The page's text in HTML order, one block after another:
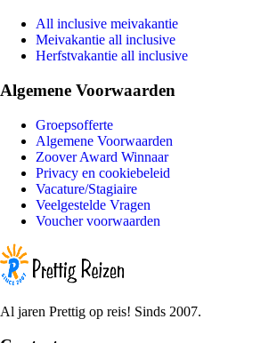
All inclusive meivakantie
Meivakantie all inclusive
Herfstvakantie all inclusive
Algemene Voorwaarden
Groepsofferte
Algemene Voorwaarden
Zoover Award Winnaar
Privacy en cookiebeleid
Vacature/Stagiaire
Veelgestelde Vragen
Voucher voorwaarden
Al jaren Prettig op reis! Sinds 2007.